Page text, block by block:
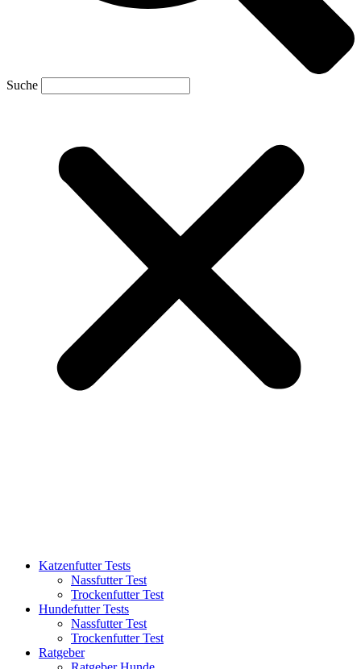
Suche
Katzenfutter Tests
Nassfutter Test
Trockenfutter Test
Hundefutter Tests
Nassfutter Test
Trockenfutter Test
Ratgeber